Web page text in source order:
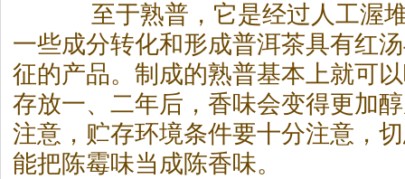
至于熟普，它是经过人工渥堆
一些成分转化和形成普洱茶具有红
征的产品。制成的熟普基本上就可
存放一、二年后，香味会变得更加
注意，贮存环境条件要十分注意，
能把陈霉味当成陈香味。